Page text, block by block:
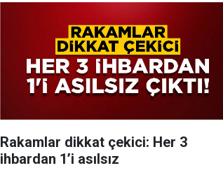
Rakamlar dikkat çekici: Her 3
ihbardan 1’i asılsız